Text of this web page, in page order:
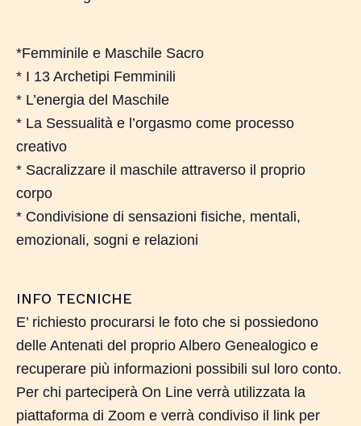
*Femminile e Maschile Sacro
* I 13 Archetipi Femminili
* L’energia del Maschile
* La Sessualità e l’orgasmo come processo
creativo
* Sacralizzare il maschile attraverso il proprio
corpo
* Condivisione di sensazioni fisiche, mentali,
emozionali, sogni e relazioni
INFO TECNICHE
E’ richiesto procurarsi le foto che si possiedono
delle Antenati del proprio Albero Genealogico e
recuperare più informazioni possibili sul loro conto.
Per chi parteciperà On Line verrà utilizzata la
piattaforma di Zoom e verrà condiviso il link per